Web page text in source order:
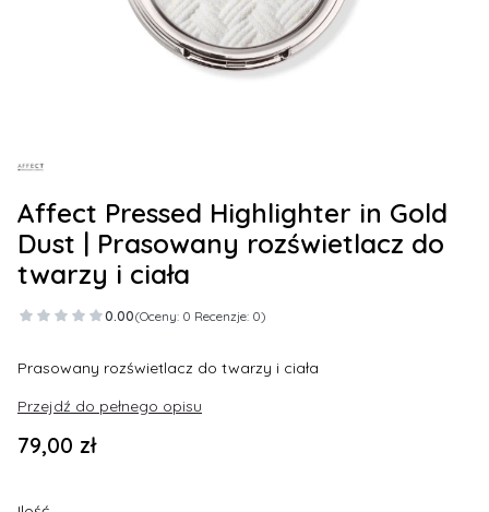
Affect Pressed Highlighter in Gold
Dust | Prasowany rozświetlacz do
twarzy i ciała
0.00(Oceny: 0 Recenzje: 0)
Prasowany rozświetlacz do twarzy i ciała
Przejdź do pełnego opisu
Cena
79,00 zł